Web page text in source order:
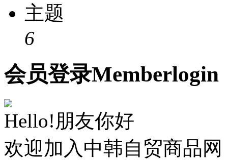
主题
6
会员登录Memberlogin
Hello!朋友你好
欢迎加入中韩自贸商品网